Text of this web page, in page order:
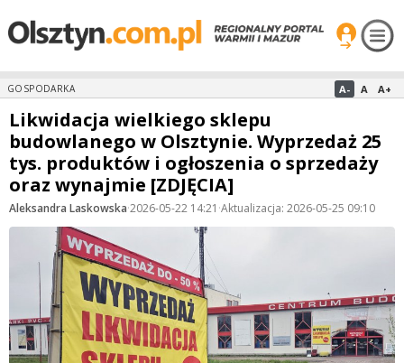
GOSPODARKA A- A A+
Likwidacja wielkiego sklepu
budowlanego w Olsztynie. Wyprzedaż 25
tys. produktów i ogłoszenia o sprzedaży
oraz wynajmie [ZDJĘCIA]
Aleksandra Laskowska·2026-05-22 14:21 ·Aktualizacja: 2026-05-25 09:10